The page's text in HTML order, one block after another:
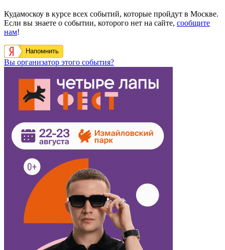
Кудамоскоу в курсе всех событий, которые пройдут в Москве.
Если вы знаете о событии, которого нет на сайте, сообщите
нам!
Напомнить
Вы организатор этого события?